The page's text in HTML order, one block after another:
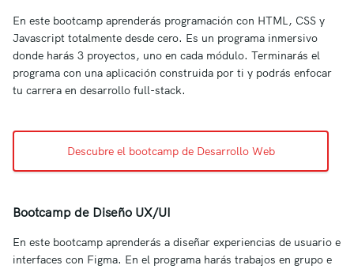
En este bootcamp aprenderás programación con HTML, CSS y
Javascript totalmente desde cero. Es un programa inmersivo
donde harás 3 proyectos, uno en cada módulo. Terminarás el
programa con una aplicación construida por ti y podrás enfocar
tu carrera en desarrollo full-stack.
Descubre el bootcamp de Desarrollo Web
Bootcamp de Diseño UX/UI
En este bootcamp aprenderás a diseñar experiencias de usuario e
interfaces con Figma. En el programa harás trabajos en grupo e